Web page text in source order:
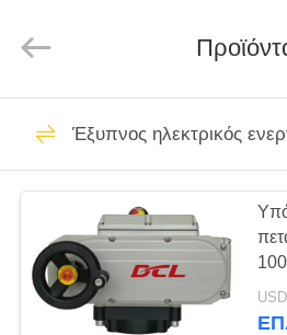
ΣΠΊΤΙ
ΠΡΟΪΌΝΤΑ
ΕΜΦΆΝΙΣΗ
VR
Limited.
Τρίμηνος
Έξυπνος ηλεκτρικός